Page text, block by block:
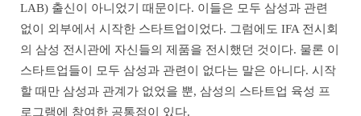
LAB) 출신이 아니었기 때문이다. 이들은 모두 삼성과 관련
없이 외부에서 시작한 스타트업이었다. 그럼에도 IFA 전시회
의 삼성 전시관에 자신들의 제품을 전시했던 것이다. 물론 이
스타트업들이 모두 삼성과 관련이 없다는 말은 아니다. 시작
할 때만 삼성과 관계가 없었을 뿐, 삼성의 스타트업 육성 프
로그램에 참여한 공통점이 있다.